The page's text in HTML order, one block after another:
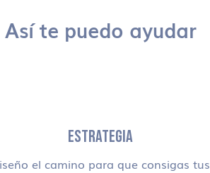
Así te puedo ayudar
ESTRATEGIA
el camino para que consigas tus